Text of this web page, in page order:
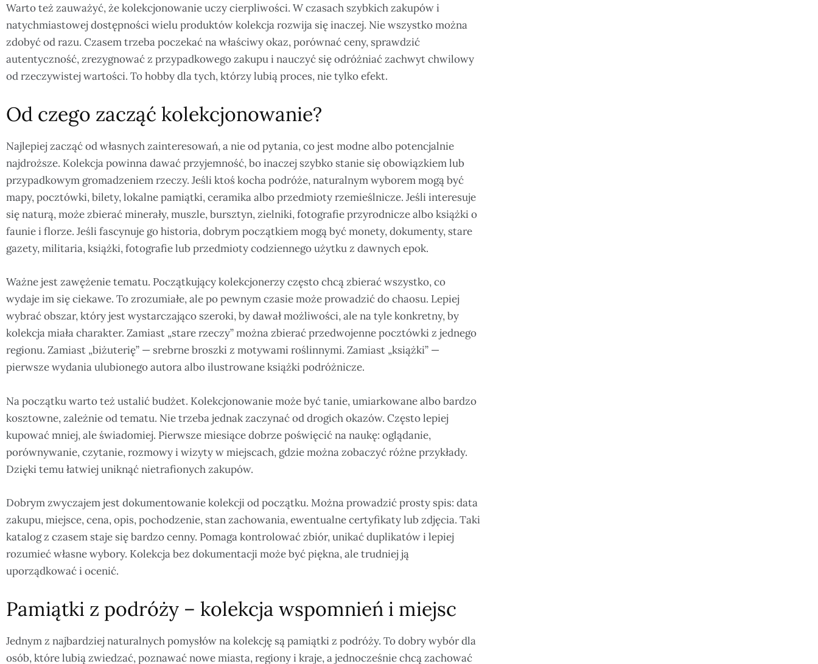
Warto też zauważyć, że kolekcjonowanie uczy cierpliwości. W czasach szybkich zakupów i
natychmiastowej dostępności wielu produktów kolekcja rozwija się inaczej. Nie wszystko można
zdobyć od razu. Czasem trzeba poczekać na właściwy okaz, porównać ceny, sprawdzić
autentyczność, zrezygnować z przypadkowego zakupu i nauczyć się odróżniać zachwyt chwilowy
od rzeczywistej wartości. To hobby dla tych, którzy lubią proces, nie tylko efekt.
Od czego zacząć kolekcjonowanie?
Najlepiej zacząć od własnych zainteresowań, a nie od pytania, co jest modne albo potencjalnie
najdroższe. Kolekcja powinna dawać przyjemność, bo inaczej szybko stanie się obowiązkiem lub
przypadkowym gromadzeniem rzeczy. Jeśli ktoś kocha podróże, naturalnym wyborem mogą być
mapy, pocztówki, bilety, lokalne pamiątki, ceramika albo przedmioty rzemieślnicze. Jeśli interesuje
się naturą, może zbierać minerały, muszle, bursztyn, zielniki, fotografie przyrodnicze albo książki o
faunie i florze. Jeśli fascynuje go historia, dobrym początkiem mogą być monety, dokumenty, stare
gazety, militaria, książki, fotografie lub przedmioty codziennego użytku z dawnych epok.
Ważne jest zawężenie tematu. Początkujący kolekcjonerzy często chcą zbierać wszystko, co
wydaje im się ciekawe. To zrozumiałe, ale po pewnym czasie może prowadzić do chaosu. Lepiej
wybrać obszar, który jest wystarczająco szeroki, by dawał możliwości, ale na tyle konkretny, by
kolekcja miała charakter. Zamiast „stare rzeczy” można zbierać przedwojenne pocztówki z jednego
regionu. Zamiast „biżuterię” — srebrne broszki z motywami roślinnymi. Zamiast „książki” —
pierwsze wydania ulubionego autora albo ilustrowane książki podróżnicze.
Na początku warto też ustalić budżet. Kolekcjonowanie może być tanie, umiarkowane albo bardzo
kosztowne, zależnie od tematu. Nie trzeba jednak zaczynać od drogich okazów. Często lepiej
kupować mniej, ale świadomiej. Pierwsze miesiące dobrze poświęcić na naukę: oglądanie,
porównywanie, czytanie, rozmowy i wizyty w miejscach, gdzie można zobaczyć różne przykłady.
Dzięki temu łatwiej uniknąć nietrafionych zakupów.
Dobrym zwyczajem jest dokumentowanie kolekcji od początku. Można prowadzić prosty spis: data
zakupu, miejsce, cena, opis, pochodzenie, stan zachowania, ewentualne certyfikaty lub zdjęcia. Taki
katalog z czasem staje się bardzo cenny. Pomaga kontrolować zbiór, unikać duplikatów i lepiej
rozumieć własne wybory. Kolekcja bez dokumentacji może być piękna, ale trudniej ją
uporządkować i ocenić.
Pamiątki z podróży – kolekcja wspomnień i miejsc
Jednym z najbardziej naturalnych pomysłów na kolekcję są pamiątki z podróży. To dobry wybór dla
osób, które lubią zwiedzać, poznawać nowe miasta, regiony i kraje, a jednocześnie chcą zachować